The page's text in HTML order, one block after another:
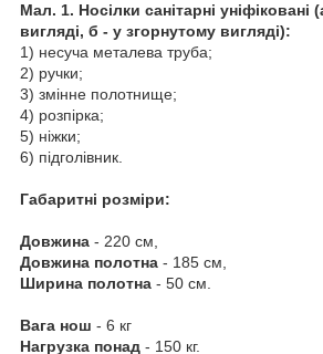
Мал. 1. Носілки санітарні уніфіковані
вигляді, б - у згорнутому вигляді):
1) несуча металева труба;
2) ручки;
3) змінне полотнище;
4) розпірка;
5) ніжки;
6) підголівник.
Габаритні розміри:
Довжина - 220 см,
Довжина полотна - 185 см,
Ширина полотна - 50 см.
Вага нош - 6 кг
Нагрузка понад - 150 кг.